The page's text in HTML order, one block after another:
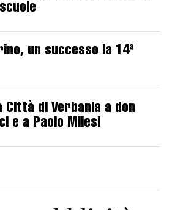
un successo la 14ª
Città di Verbania a don
e a Paolo Milesi